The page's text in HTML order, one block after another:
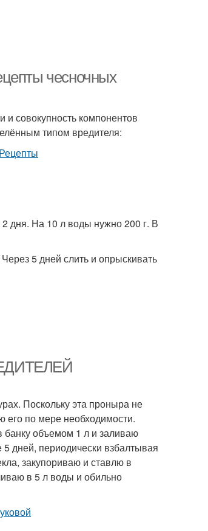
чесночных
совокупность компонентов
типом вредителя:
дня. На 10 л воды нужно 200 г. В
5 дней слить и опрыскивать
Поскольку эта проныра не
его по мере необходимости.
банку объемом 1 л и заливаю
дней, периодически взбалтывая
закупориваю и ставлю в
в 5 л воды и обильно